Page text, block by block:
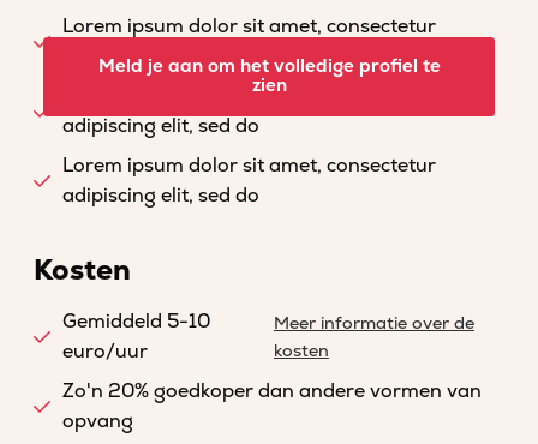
Lorem ipsum dolor sit amet, consectetur
adipiscing elit, sed do
Lorem ipsum dolor sit amet, consectetur
adipiscing elit, sed do
Lorem ipsum dolor sit amet, consectetur
adipiscing elit, sed do
Meld je aan om het volledige profiel te
zien
Kosten
Gemiddeld 5-10
euro/uur
Meer informatie over de
kosten
Zo'n 20% goedkoper dan andere vormen van
opvang